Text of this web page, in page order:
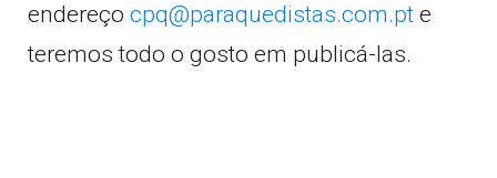
endereço cpq@paraquedistas.com.pt e
teremos todo o gosto em publicá-las.